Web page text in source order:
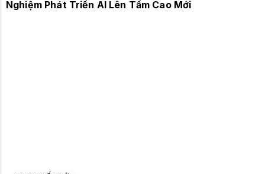
Nghiệm Phát Triển AI Lên Tầm Cao Mới